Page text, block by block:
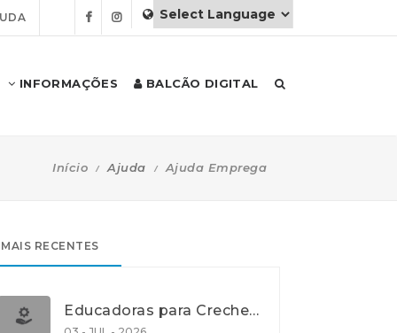
INFORMAÇÕES BALCÃO DIGITAL
Início Ajuda Ajuda Emprega
MAIS RECENTES
Educadoras para Creche e J.I., Lisboa